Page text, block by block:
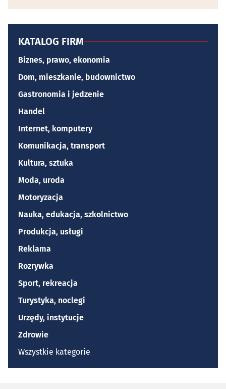
KATALOG FIRM
Biznes, prawo, ekonomia
Dom, mieszkanie, budownictwo
Gastronomia i jedzenie
Handel
Internet, komputery
Komunikacja, transport
Kultura, sztuka
Moda, uroda
Motoryzacja
Nauka, edukacja, szkolnictwo
Produkcja, usługi
Reklama
Rozrywka
Sport, rekreacja
Turystyka, noclegi
Urzędy, instytucje
Zdrowie
Wszystkie kategorie